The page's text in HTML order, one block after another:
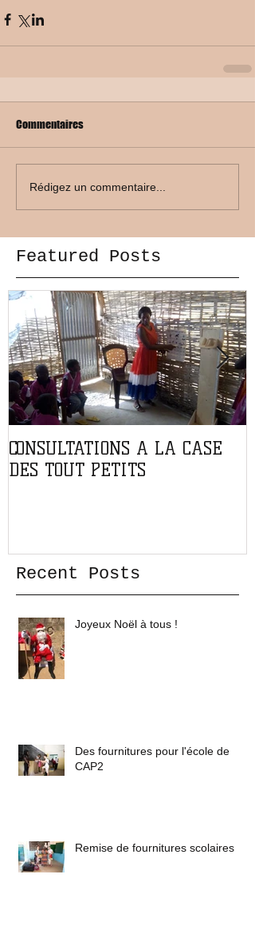
Commentaires
Rédigez un commentaire...
Featured Posts
CONSULTATIONS A LA CASE
DES TOUT PETITS
Recent Posts
Joyeux Noël à tous !
Des fournitures pour l'école de
CAP2
Remise de fournitures scolaires